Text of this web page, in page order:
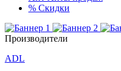
% Скидки
Производители
ADL